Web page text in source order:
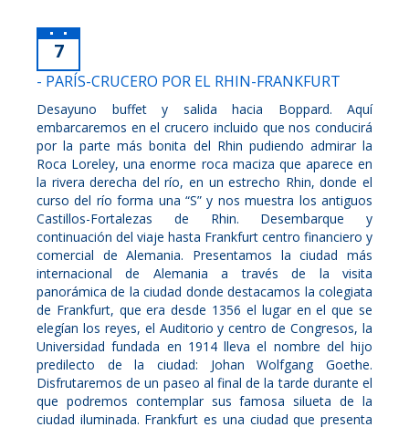
7
- PARÍS-CRUCERO POR EL RHIN-FRANKFURT
Desayuno buffet y salida hacia Boppard. Aquí
embarcaremos en el crucero incluido que nos conducirá
por la parte más bonita del Rhin pudiendo admirar la
Roca Loreley, una enorme roca maciza que aparece en
la rivera derecha del río, en un estrecho Rhin, donde el
curso del río forma una “S” y nos muestra los antiguos
Castillos-Fortalezas de Rhin. Desembarque y
continuación del viaje hasta Frankfurt centro financiero y
comercial de Alemania. Presentamos la ciudad más
internacional de Alemania a través de la visita
panorámica de la ciudad donde destacamos la colegiata
de Frankfurt, que era desde 1356 el lugar en el que se
elegían los reyes, el Auditorio y centro de Congresos, la
Universidad fundada en 1914 lleva el nombre del hijo
predilecto de la ciudad: Johan Wolfgang Goethe.
Disfrutaremos de un paseo al final de la tarde durante el
que podremos contemplar sus famosa silueta de la
ciudad iluminada. Frankfurt es una ciudad que presenta